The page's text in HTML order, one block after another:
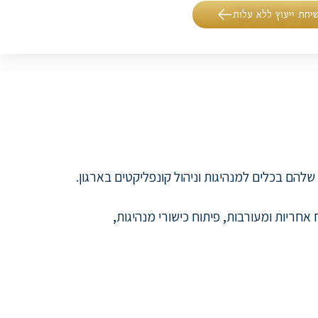
ייעוץ ללא עלות
בכלים למנהיגות וניהול קונפליקטים בארגון.
ומעורבות, פיתוח כישורי מנהיגות,